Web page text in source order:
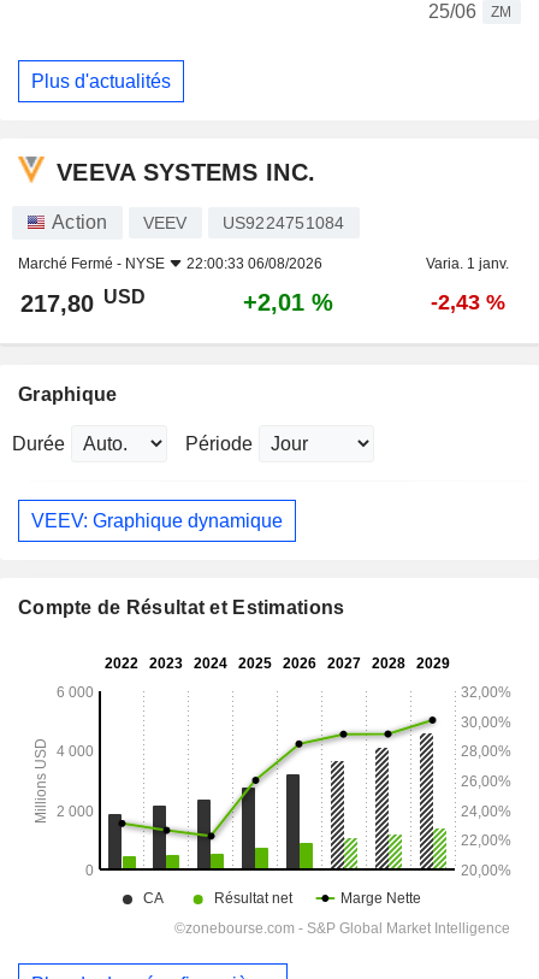
25/06
ZM
Plus d'actualités
VEEVA SYSTEMS INC.
Action VEEV US9224751084
Marché Fermé - NYSE 22:00:33 06/08/2026 Varia. 1 janv.
217,80 USD +2,01 % -2,43 %
Graphique
Durée Période
VEEV: Graphique dynamique
Compte de Résultat et Estimations